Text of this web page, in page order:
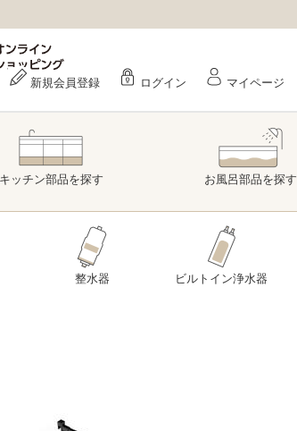
新規会員登録 ログイン マイページ
キッチン部品を探す お風呂部品を探す
整水器 ビルトイン浄水器